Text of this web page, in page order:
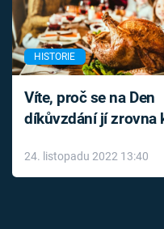
HISTORIE
Víte, proč se na Den
díkůvzdání jí zrovna
24. listopadu 2022 13:40